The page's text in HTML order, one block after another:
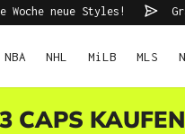
Woche neue Styles!
NBA NHL MiLB MLS
CAPS